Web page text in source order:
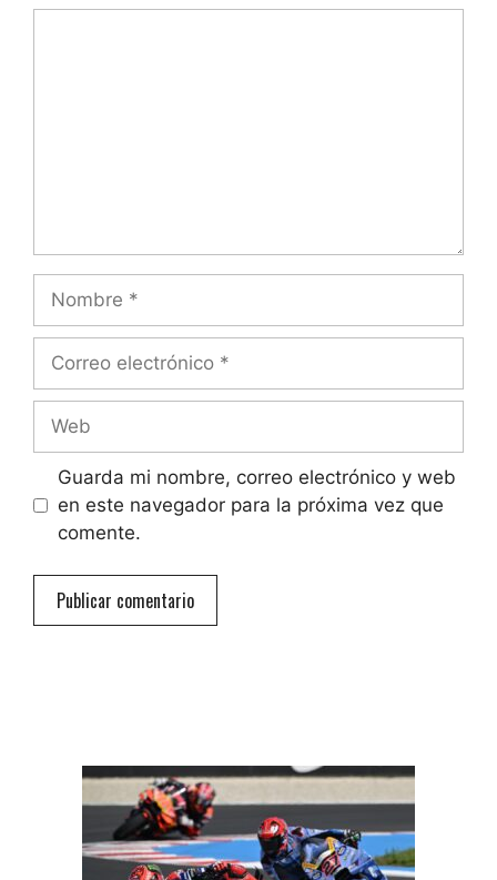
electrónico
Guarda mi nombre, correo electrónico y web
en este navegador para la próxima vez que
comente.